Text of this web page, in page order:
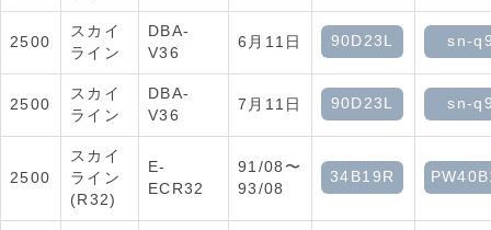
2500
スカイ
ライン
DBA-
V36
6月11日 90D23L sn-
2500
スカイ
ライン
DBA-
V36
7月11日 90D23L sn-
2500
スカイ
ライン
(R32)
E-
ECR32
91/08〜
93/08
34B19R